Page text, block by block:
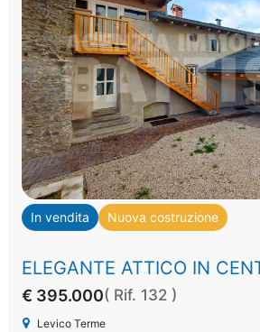
In vendita Nuova costruzione
ELEGANTE ATTICO IN
€ 395.000( Rif. 132 )
Levico Terme